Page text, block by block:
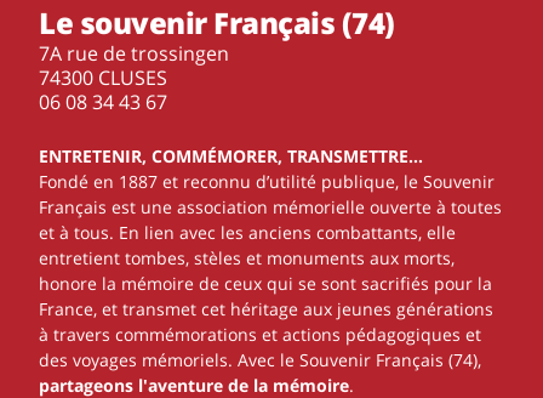
Le souvenir Français (74)
7A rue de trossingen
74300 CLUSES
‭06 08 34 43 67‬
ENTRETENIR, COMMÉMORER, TRANSMETTRE…
Fondé en 1887 et reconnu d’utilité publique, le Souvenir
Français est une association mémorielle ouverte à toutes
et à tous. En lien avec les anciens combattants, elle
entretient tombes, stèles et monuments aux morts,
honore la mémoire de ceux qui se sont sacrifiés pour la
France, et transmet cet héritage aux jeunes générations
à travers commémorations et actions pédagogiques et
des voyages mémoriels. Avec le Souvenir Français (74),
partageons l'aventure de la mémoire.